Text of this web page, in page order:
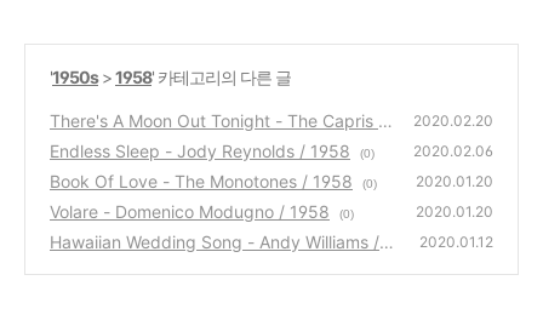
'1950s>1958' 카테고리의 다른 글
There's A Moon Out Tonight - The Capris /
1958
(0)
2020.02.20
Endless Sleep - Jody Reynolds / 1958 (0) 2020.02.06
Book Of Love - The Monotones / 1958 (0) 2020.01.20
Volare - Domenico Modugno / 1958 (0) 2020.01.20
Hawaiian Wedding Song - Andy Williams / 1
2020.01.12